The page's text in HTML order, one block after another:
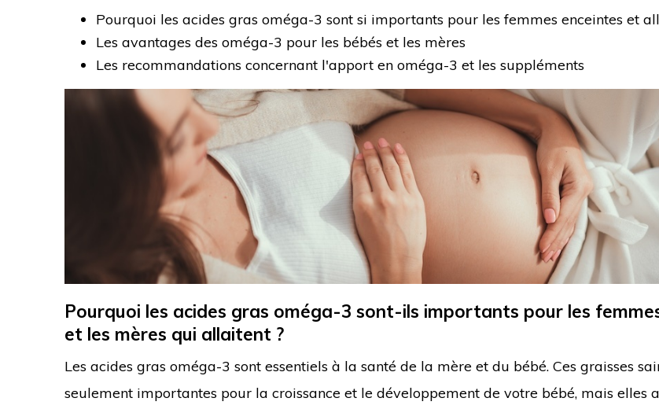
Pourquoi les acides gras oméga-3 sont si importants pour les femmes enceintes et
Les avantages des oméga-3 pour les bébés et les mères
Les recommandations concernant l'apport en oméga-3 et les suppléments
Pourquoi les acides gras oméga-3 sont-ils importants pour les
et les mères qui allaitent ?
Les acides gras oméga-3 sont essentiels à la santé de la mère et du bébé. Ces graisses
seulement importantes pour la croissance et le développement de votre bébé, mais elles